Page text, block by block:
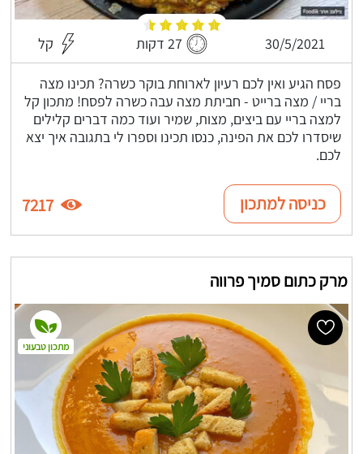
30/5/2021 27 דקות קל
פסח הגיע ואין לכם רעיון לארוחת בוקר כשרה? תכינו מצה
בריי / מצה ברייט - חביתת מצה עבה כשרה לפסח! מתכון קל
למצה בריי עם ביצים, מצות, שמיר ועוד כמה דברים קלילים
שיסדרו לכם את הפינה, כנסו תכינו וספרו לי בתגובה איך יצא
לכם.
כניסה למתכון 7217
מרק כתום סמיך פרווה
מתכון טבעוני